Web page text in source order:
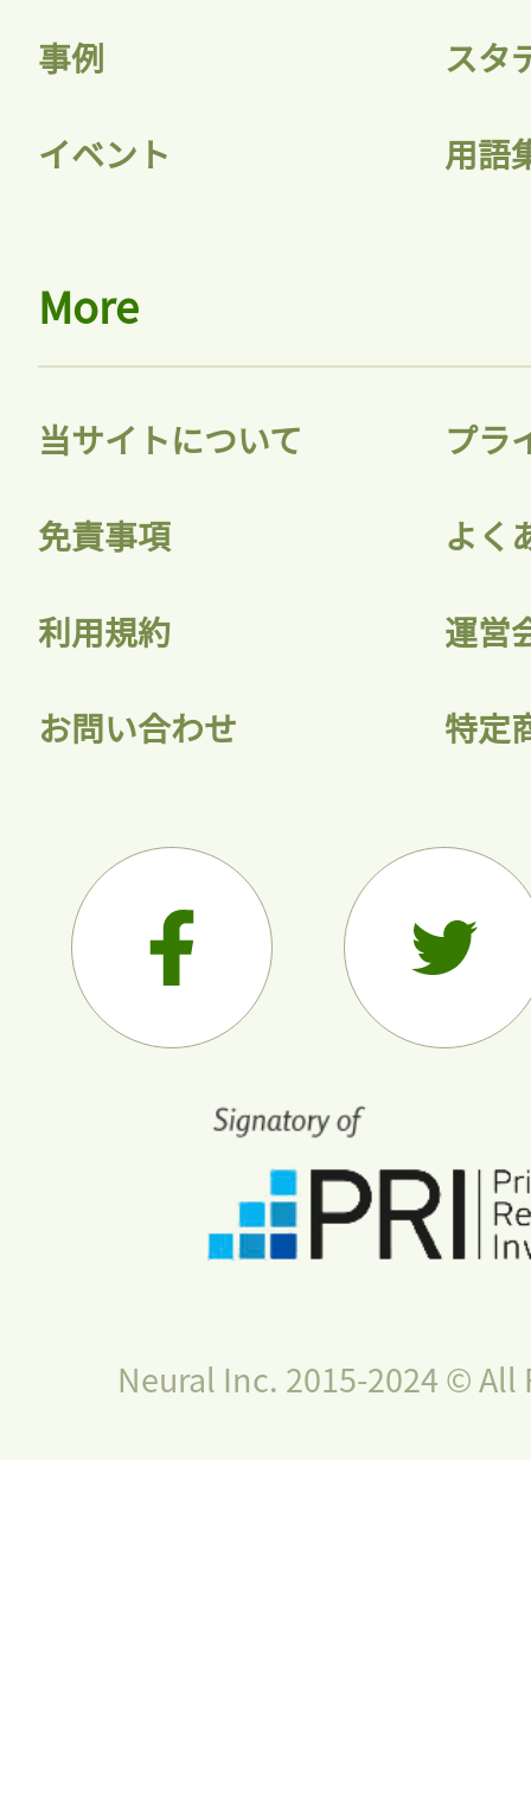
ログイン
事例 スタ
イベント 用語
More
当サイトについて プラ
免責事項 よく
利用規約 運営
お問い合わせ 特定
Neural Inc. 2015-2024 © All